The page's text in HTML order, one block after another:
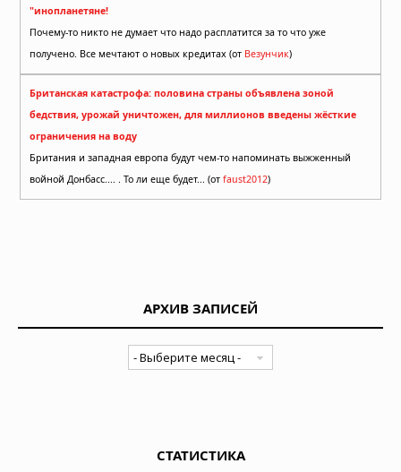
"инопланетяне!
Почему-то никто не думает что надо расплатится за то что уже
получено. Все мечтают о новых кредитах (от Везунчик)
Британская катастрофа: половина страны объявлена зоной
бедствия, урожай уничтожен, для миллионов введены жёсткие
ограничения на воду
Британия и западная европа будут чем-то напоминать выжженный
войной Донбасс.... . То ли еще будет... (от faust2012)
АРХИВ ЗАПИСЕЙ
СТАТИСТИКА